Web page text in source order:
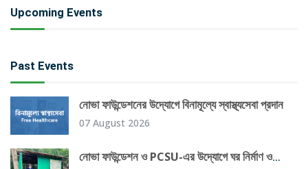
Upcoming Events
Past Events
নোভা ফাউন্ডেশনের উদ্যোগে বিনামূল্যে স্বাস্থ্যসেবা প্রদান
07 August 2026
নোভা ফাউন্ডেশন ও PCSU-এর উদ্যোগে ঘর নির্মাণ ও